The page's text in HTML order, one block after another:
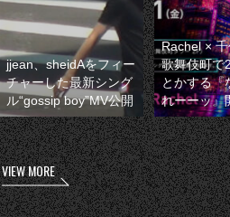
jjean、sheidAをフィー
チャーした最新シング
ル“gossip boy”MV公開
Rachel ×
歌舞伎町で
とかする『
れーーッ』
VIEW MORE